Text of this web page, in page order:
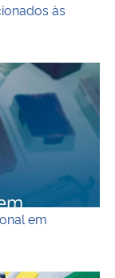
às
em
em